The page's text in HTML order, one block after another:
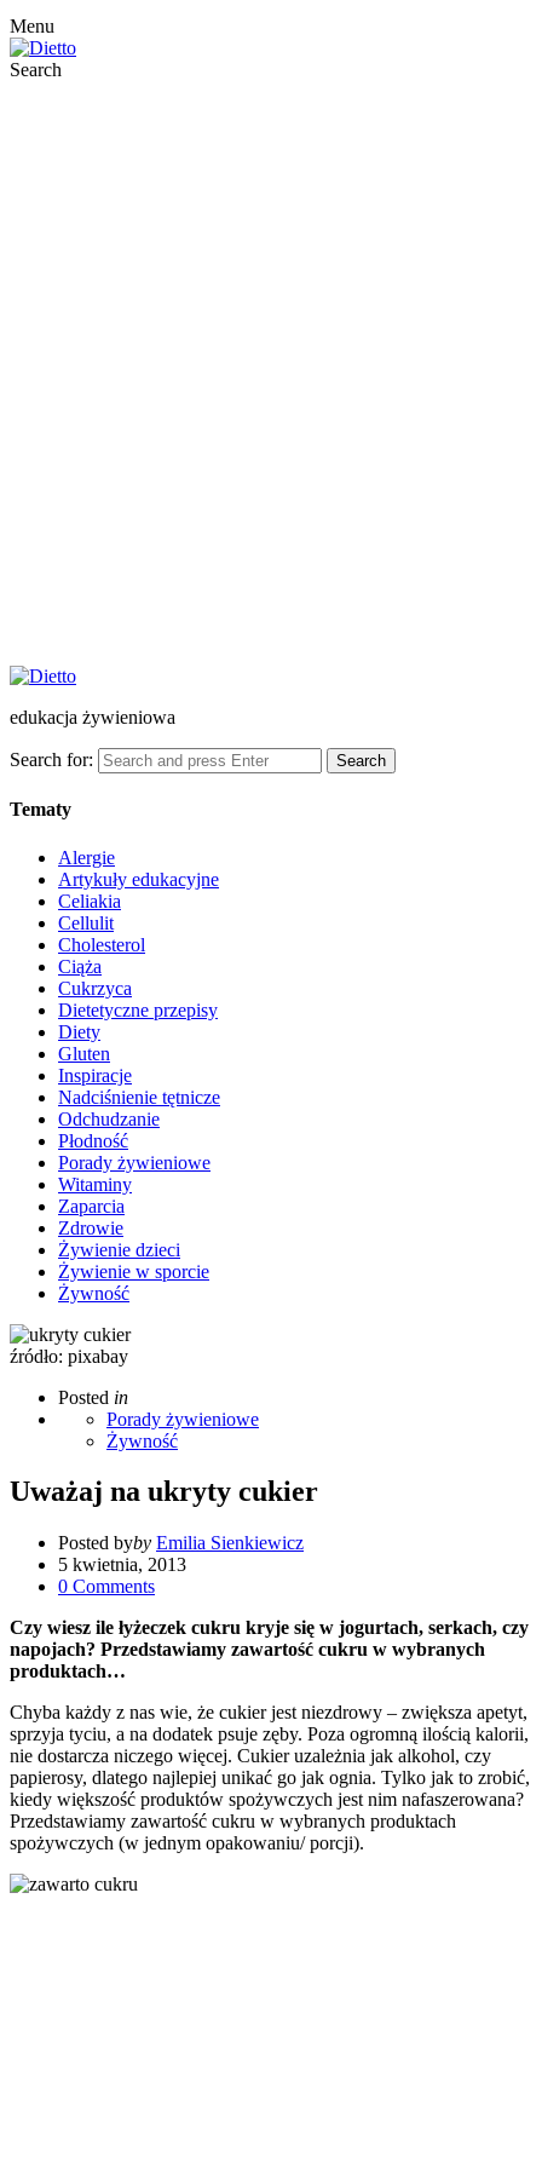
Menu
Search
edukacja żywieniowa
Search for: Search
Tematy
Alergie
Artykuły edukacyjne
Celiakia
Cellulit
Cholesterol
Ciąża
Cukrzyca
Dietetyczne przepisy
Diety
Gluten
Inspiracje
Nadciśnienie tętnicze
Odchudzanie
Płodność
Porady żywieniowe
Witaminy
Zaparcia
Zdrowie
Żywienie dzieci
Żywienie w sporcie
Żywność
źródło: pixabay
Posted in
Porady żywieniowe
Żywność
Uważaj na ukryty cukier
Posted byby Emilia Sienkiewicz
5 kwietnia, 2013
0 Comments
Czy wiesz ile łyżeczek cukru kryje się w jogurtach, serkach, czy
napojach? Przedstawiamy zawartość cukru w wybranych
produktach…
Chyba każdy z nas wie, że cukier jest niezdrowy – zwiększa apetyt,
sprzyja tyciu, a na dodatek psuje zęby. Poza ogromną ilością kalorii,
nie dostarcza niczego więcej. Cukier uzależnia jak alkohol, czy
papierosy, dlatego najlepiej unikać go jak ognia. Tylko jak to zrobić,
kiedy większość produktów spożywczych jest nim nafaszerowana?
Przedstawiamy zawartość cukru w wybranych produktach
spożywczych (w jednym opakowaniu/ porcji).